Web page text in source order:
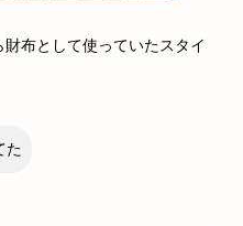
布として使っていたスタイ
た